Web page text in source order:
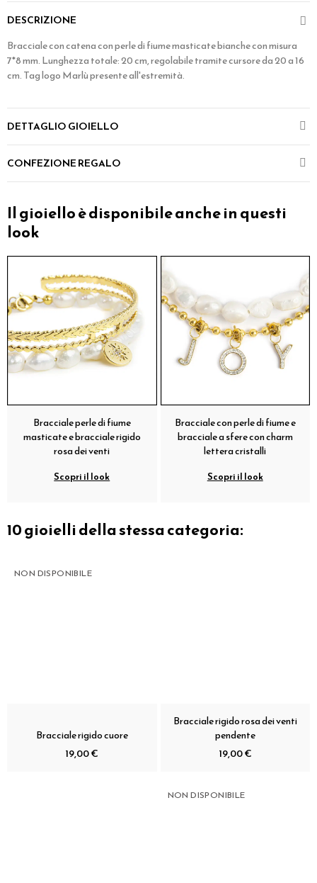
DESCRIZIONE
Bracciale con catena con perle di fiume masticate bianche con misura
7*8 mm. Lunghezza totale: 20 cm, regolabile tramite cursore da 20 a 16
cm. Tag logo Marlù presente all'estremità.
DETTAGLIO GIOIELLO
CONFEZIONE REGALO
Il gioiello è disponibile anche in questi
look
Bracciale perle di fiume
masticate e bracciale rigido
rosa dei venti
Scopri il look
Bracciale con perle di fiume e
bracciale a sfere con charm
lettera cristalli
Scopri il look
10 gioielli della stessa categoria:
NON DISPONIBILE
Bracciale rigido cuore
19,00 €
Bracciale rigido rosa dei venti
pendente
19,00 €
NON DISPONIBILE